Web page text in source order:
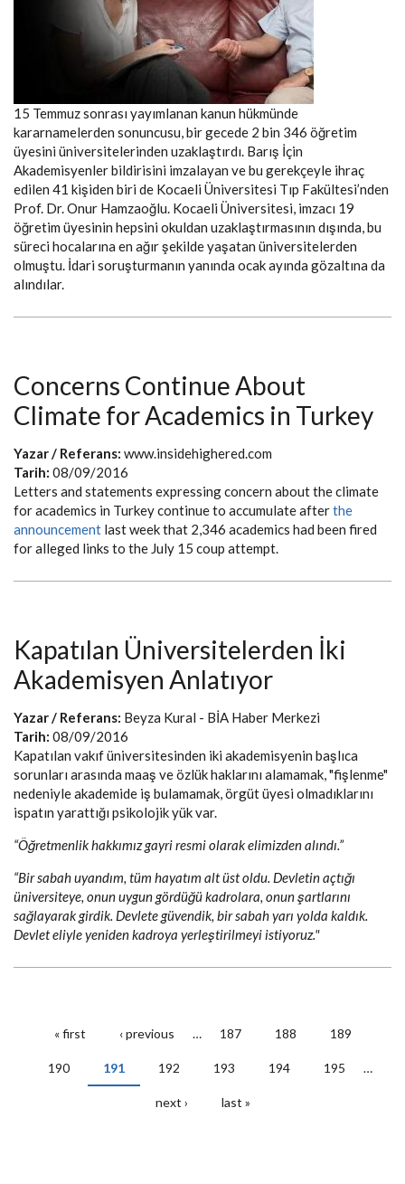
15 Temmuz sonrası yayımlanan kanun hükmünde
kararnamelerden sonuncusu, bir gecede 2 bin 346 öğretim
üyesini üniversitelerinden uzaklaştırdı. Barış İçin
Akademisyenler bildirisini imzalayan ve bu gerekçeyle ihraç
edilen 41 kişiden biri de Kocaeli Üniversitesi Tıp Fakültesi’nden
Prof. Dr. Onur Hamzaoğlu. Kocaeli Üniversitesi, imzacı 19
öğretim üyesinin hepsini okuldan uzaklaştırmasının dışında, bu
süreci hocalarına en ağır şekilde yaşatan üniversitelerden
olmuştu. İdari soruşturmanın yanında ocak ayında gözaltına da
alındılar.
Concerns Continue About
Climate for Academics in Turkey
Yazar / Referans: www.insidehighered.com
Tarih: 08/09/2016
Letters and statements expressing concern about the climate
for academics in Turkey continue to accumulate afterthe
announcement last week that 2,346 academics had been fired
for alleged links to the July 15 coup attempt.
Kapatılan Üniversitelerden İki
Akademisyen Anlatıyor
Yazar / Referans: Beyza Kural - BİA Haber Merkezi
Tarih: 08/09/2016
Kapatılan vakıf üniversitesinden iki akademisyenin başlıca
sorunları arasında maaş ve özlük haklarını alamamak, "fişlenme"
nedeniyle akademide iş bulamamak, örgüt üyesi olmadıklarını
ispatın yarattığı psikolojik yük var.
“Öğretmenlik hakkımız gayri resmi olarak elimizden alındı.”
“Bir sabah uyandım, tüm hayatım alt üst oldu. Devletin açtığı
üniversiteye, onun uygun gördüğü kadrolara, onun şartlarını
sağlayarak girdik. Devlete güvendik, bir sabah yarı yolda kaldık.
Devlet eliyle yeniden kadroya yerleştirilmeyi istiyoruz."
« first ‹ previous … 187 188 189
190 191 192 193 194 195 …
next › last »